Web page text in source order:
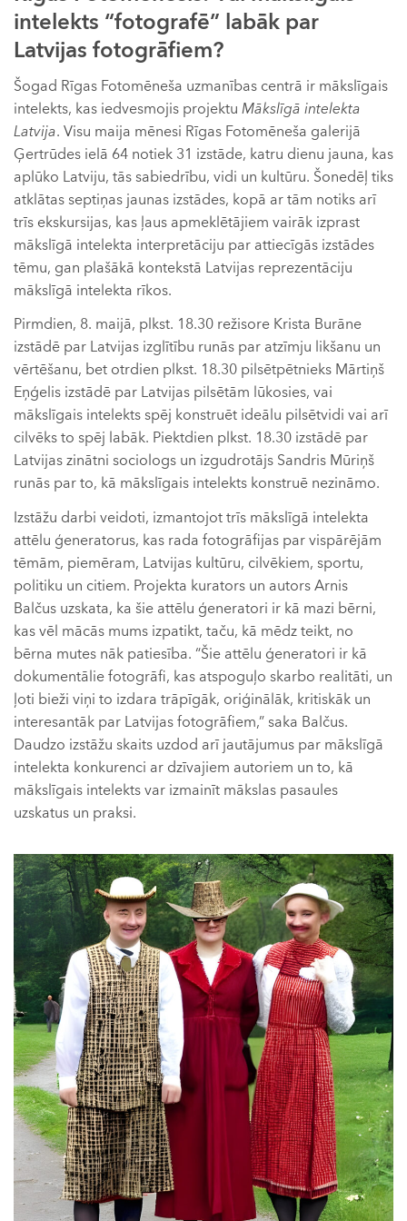
intelekts “fotografē” labāk par
Latvijas fotogrāfiem?
Šogad Rīgas Fotomēneša uzmanības centrā ir mākslīgais
intelekts, kas iedvesmojis projektu Mākslīgā intelekta
Latvija. Visu maija mēnesi Rīgas Fotomēneša galerijā
Ģertrūdes ielā 64 notiek 31 izstāde, katru dienu jauna, kas
aplūko Latviju, tās sabiedrību, vidi un kultūru. Šonedēļ tiks
atklātas septiņas jaunas izstādes, kopā ar tām notiks arī
trīs ekskursijas, kas ļaus apmeklētājiem vairāk izprast
mākslīgā intelekta interpretāciju par attiecīgās izstādes
tēmu, gan plašākā kontekstā Latvijas reprezentāciju
mākslīgā intelekta rīkos.
Pirmdien, 8. maijā, plkst. 18.30 režisore Krista Burāne
izstādē par Latvijas izglītību runās par atzīmju likšanu un
vērtēšanu, bet otrdien plkst. 18.30 pilsētpētnieks Mārtiņš
Eņģelis izstādē par Latvijas pilsētām lūkosies, vai
mākslīgais intelekts spēj konstruēt ideālu pilsētvidi vai arī
cilvēks to spēj labāk. Piektdien plkst. 18.30 izstādē par
Latvijas zinātni sociologs un izgudrotājs Sandris Mūriņš
runās par to, kā mākslīgais intelekts konstruē nezināmo.
Izstāžu darbi veidoti, izmantojot trīs mākslīgā intelekta
attēlu ģeneratorus, kas rada fotogrāfijas par vispārējām
tēmām, piemēram, Latvijas kultūru, cilvēkiem, sportu,
politiku un citiem. Projekta kurators un autors Arnis
Balčus uzskata, ka šie attēlu ģeneratori ir kā mazi bērni,
kas vēl mācās mums izpatikt, taču, kā mēdz teikt, no
bērna mutes nāk patiesība. “Šie attēlu ģeneratori ir kā
dokumentālie fotogrāfi, kas atspoguļo skarbo realitāti, un
ļoti bieži viņi to izdara trāpīgāk, oriģinālāk, kritiskāk un
interesantāk par Latvijas fotogrāfiem,” saka Balčus.
Daudzo izstāžu skaits uzdod arī jautājumus par mākslīgā
intelekta konkurenci ar dzīvajiem autoriem un to, kā
mākslīgais intelekts var izmainīt mākslas pasaules
uzskatus un praksi.